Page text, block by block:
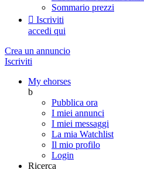
Sommario prezzi
 Iscriviti
accedi qui
Crea un annuncio
Iscriviti
My ehorses
b
Pubblica ora
I miei annunci
I miei messaggi
La mia Watchlist
Il mio profilo
Login
Ricerca